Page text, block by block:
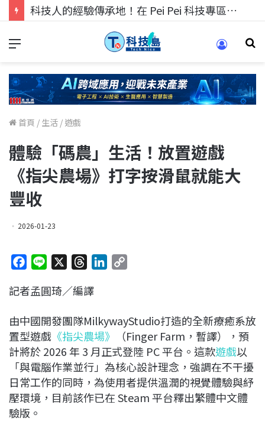
科技人的經驗傳承地！在 Pei Pei 科技專區，與學弟妹交流最硬核的技術
首頁 / 生活 / 遊戲
體驗「碼農」生活！放置遊戲
《指尖農場》打字按滑鼠就能大
豐收
2026-01-23
c
b
o
o
k
n
r
a
d
s
e
d
I
n
L
i
n
k
記者孟圓琦／編譯
由中國開發團隊MilkywayStudio打造的全新療癒系放
置型遊戲 《指尖農場》
（Finger Farm，暫譯），預
計將於 2026 年 3 月正式登陸 PC 平台。這款遊戲以
「與電腦作業並行」為核心設計理念，強調在不干擾
日常工作的同時，為使用者提供溫潤的視覺體驗與紓
壓環境，目前該作已在 Steam 平台釋出繁體中文體
驗版。